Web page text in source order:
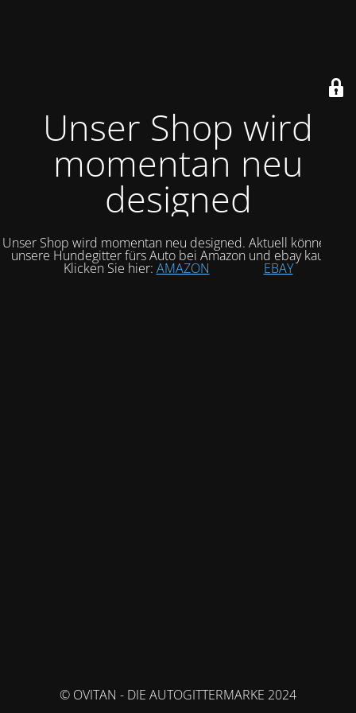
Unser Shop wird
momentan neu
designed
Unser Shop wird momentan neu designed. Aktuell können Sie
unsere Hundegitter fürs Auto bei Amazon und ebay kaufen.
Klicken Sie hier: AMAZON EBAY
© OVITAN - DIE AUTOGITTERMARKE 2024